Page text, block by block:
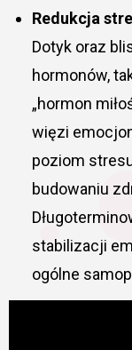
Redukcja
Dotyk oraz
hormonów,
„hormon
więzi
poziom
budowaniu
stabilizacji
ogólne